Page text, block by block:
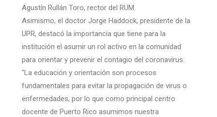
Agustín Rullán Toro, rector del RUM.
Asimismo, el doctor Jorge Haddock, presidente de la
UPR, destacó la importancia que tiene para la
institución el asumir un rol activo en la comunidad
para orientar y prevenir el contagio del coronavirus.
“La educación y orientación son procesos
fundamentales para evitar la propagación de virus o
enfermedades, por lo que como principal centro
docente de Puerto Rico asumimos nuestra